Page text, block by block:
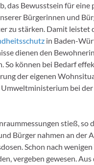
das Bewusstsein für
Bürgerinnen und
zu stärken. Damit leistet
in Baden-
dienen den
So können bei Bedarf
der eigenen
bei
stieß, so
Bürger nahmen an der
Schon nach wenigen
vergeben gewesen.